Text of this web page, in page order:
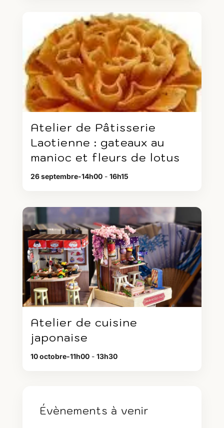
Atelier de Pâtisserie
Laotienne : gateaux au
manioc et fleurs de lotus
26 septembre-14h00- 16h15
Atelier de cuisine
japonaise
10 octobre-11h00- 13h30
Évènements à venir